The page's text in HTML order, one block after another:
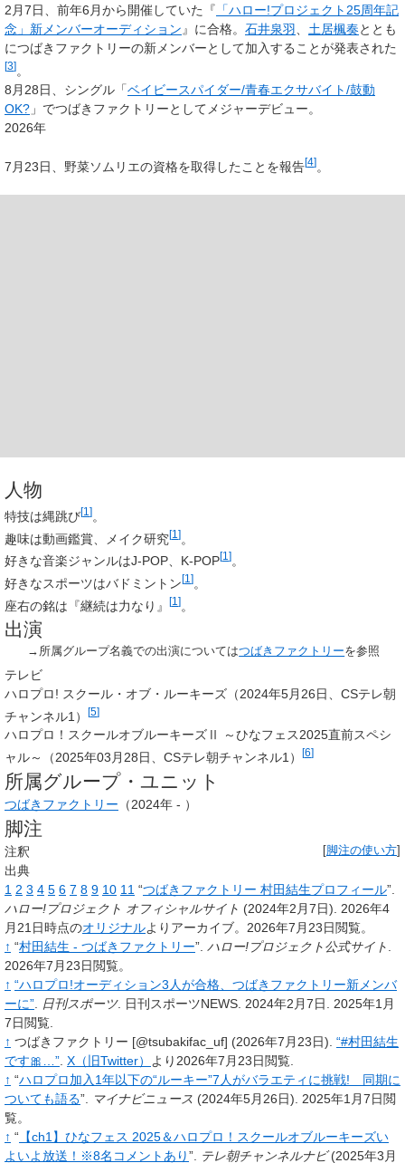
2月7日、前年6月から開催していた『 「ハロー!プロジェクト25周年記
念」新メンバーオーディション 』に合格。 石井泉羽 土居楓奏ととも
につばきファクトリーの新メンバーとして加入することが発表された
[3] 。
8月28日、シングル「ベイビースパイダー/青春エクサバイト/鼓動
OK? 」でつばきファクトリーとしてメジャーデビュー。
2026年
7月23日、野菜ソムリエの資格を取得したことを報告[4] 。
人物
特技は縄跳び[1 ]。
趣味は動画鑑賞、メイク研究[1 ]。
好きな音楽ジャンルはJ-POP、K-POP[1 ] 。
好きなスポーツはバドミントン[1 ]。
座右の銘は『継続は力なり』
[1 ]。
出演
→所属グループ名義での出演についてはつばきファクトリーを参照
テレビ
ハロプロ! スクール・オブ・ルーキーズ（2024年5月26日、CSテレ朝
チャンネル1）
[5]
ハロプロ！スクールオブルーキーズⅡ ～ひなフェス2025直前スペシ
ャル～（2025年03月28日、CSテレ朝チャンネル1）
[6]
所属グループ・ユニット
つばきファクトリー （2024年 - ）
脚注
[脚注の使い方]
注釈
出典
1 2 3 4 5 6 7 8 9 10 11 “つばきファクトリー 村田結生プロフィール”.
ハロー!プロジェクト オフィシャルサイト (2024年2月7日).
2026年4
月21日時点のオリジナルよりアーカイブ。2026年7月23日閲覧。
↑ “村田結生 - つばきファクトリー”. ハロー!プロジェクト公式サイト
2026年7月23日閲覧。
↑ “ハロプロ!オーディション3人が合格、つばきファクトリー新メンバ
ーに”
日刊スポーツ. 日刊スポーツNEWS. 2024年2月7日
. 2025年1月
7日閲覧
↑ つばきファクトリー [@tsubakifac_uf] (2026年7月23日). “#村田結生
です🎀…” X（旧Twitter） より 2026年7月23日閲覧.
↑ “ハロプロ加入1年以下の“ルーキー”7人がバラエティに挑戦! 同期に
ついても語る”. マイナビニュース (2024年5月26日).
2025年1月7日閲
覧。
↑ “ 【ch1】ひなフェス 2025＆ハロプロ！スクールオブルーキーズい
よいよ放送！※8名コメントあり”. テレ朝チャンネルナビ (2025年3月